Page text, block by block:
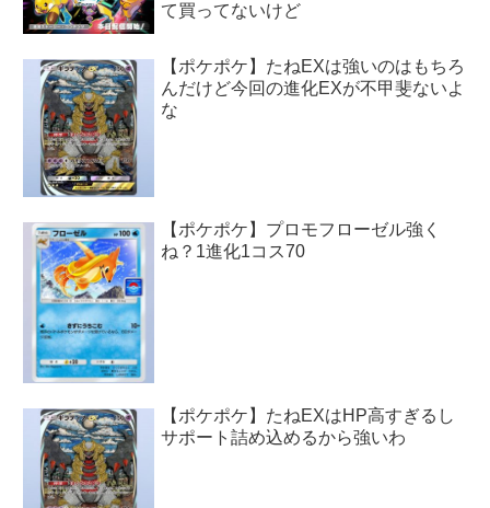
て買ってないけど
【ポケポケ】たねEXは強いのはもちろ
んだけど今回の進化EXが不甲斐ないよ
な
【ポケポケ】プロモフローゼル強く
ね？1進化1コス70
【ポケポケ】たねEXはHP高すぎるし
サポート詰め込めるから強いわ